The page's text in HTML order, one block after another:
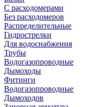
С расходомерами
Без расходомеров
Распределительные
Гидрострелки
Для водоснабжения
Трубы
Водогазопроводные
Дымоходы
Фитинги
Водогазопроводные
Дымоходов